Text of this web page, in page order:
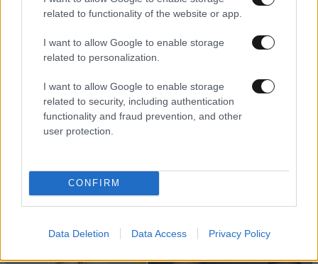
related to functionality of the website or app.
I want to allow Google to enable storage
related to personalization.
I want to allow Google to enable storage
related to security, including authentication
functionality and fraud prevention, and other
user protection.
CONFIRM
Data Deletion Data Access Privacy Policy
ΕΛΛΑΔΑ09·08·2026 05:45
Εορτολόγιο: Ποιος γιορτάζει σήμερα 9
Αυγούστου